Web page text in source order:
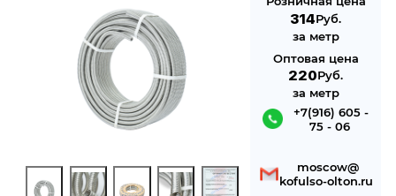
314Руб.
за метр
Оптовая цена
220Руб.
за метр
+7(916) 605 -
75 - 06
mosсow@
kofulso-olton.ru